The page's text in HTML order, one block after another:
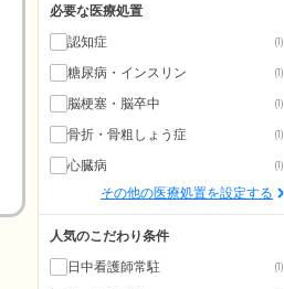
必要な医療処置
認知症
(1)
糖尿病・インスリン (1)
脳梗塞・脳卒中 (1)
骨折・骨粗しょう症 (1)
心臓病 (1)
その他の医療処置を設定する
人気のこだわり条件
日中看護師常駐
(1)